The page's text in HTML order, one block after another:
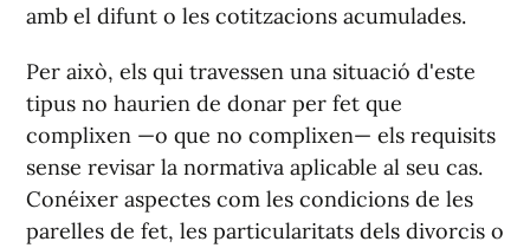
amb el difunt o les cotitzacions acumulades.
Per això, els qui travessen una situació d'este
tipus no haurien de donar per fet que
complixen —o que no complixen— els requisits
sense revisar la normativa aplicable al seu cas.
Conéixer aspectes com les condicions de les
parelles de fet, les particularitats dels divorcis o